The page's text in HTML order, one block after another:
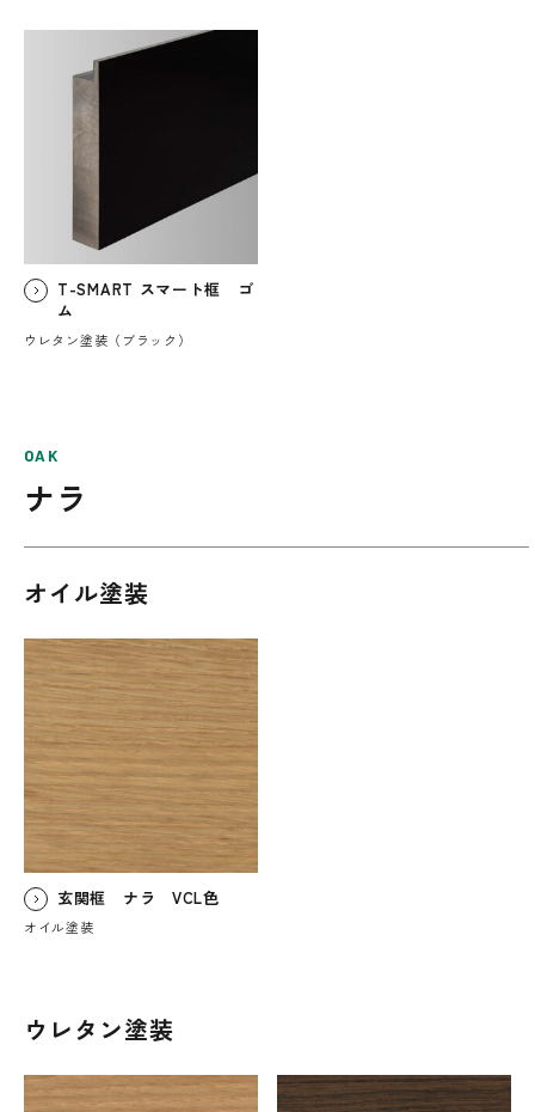
T-SMART スマート框 ゴ
ム
ウレタン塗装（ブラック）
OAK
ナラ
オイル塗装
玄関框 ナラ VCL色
オイル塗装
ウレタン塗装